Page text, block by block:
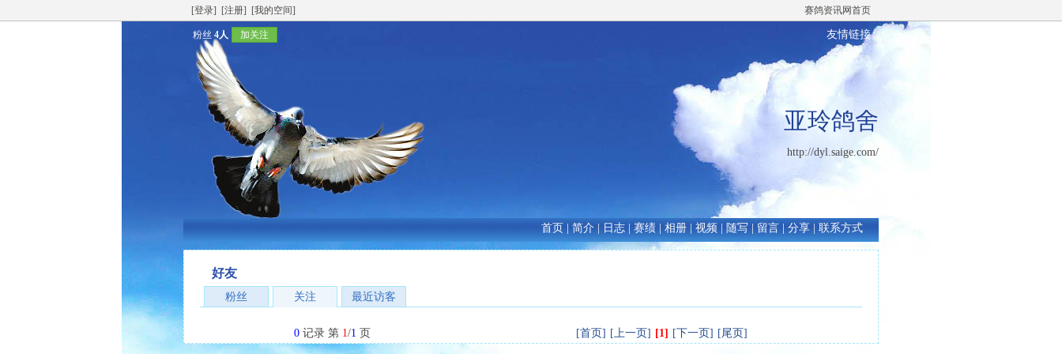
[登录] [注册] [我的空间] 赛鸽资讯网首页
粉丝 4人 加关注 友情链接
亚玲鸽舍
http://dyl.saige.com/
首页 简介 日志 赛绩 相册 视频 随写 留言 分享 联系方式
好友
粉丝 关注 最近访客
0 记录 第 1/1 页 [首页] [上一页] [1] [下一页] [尾页]